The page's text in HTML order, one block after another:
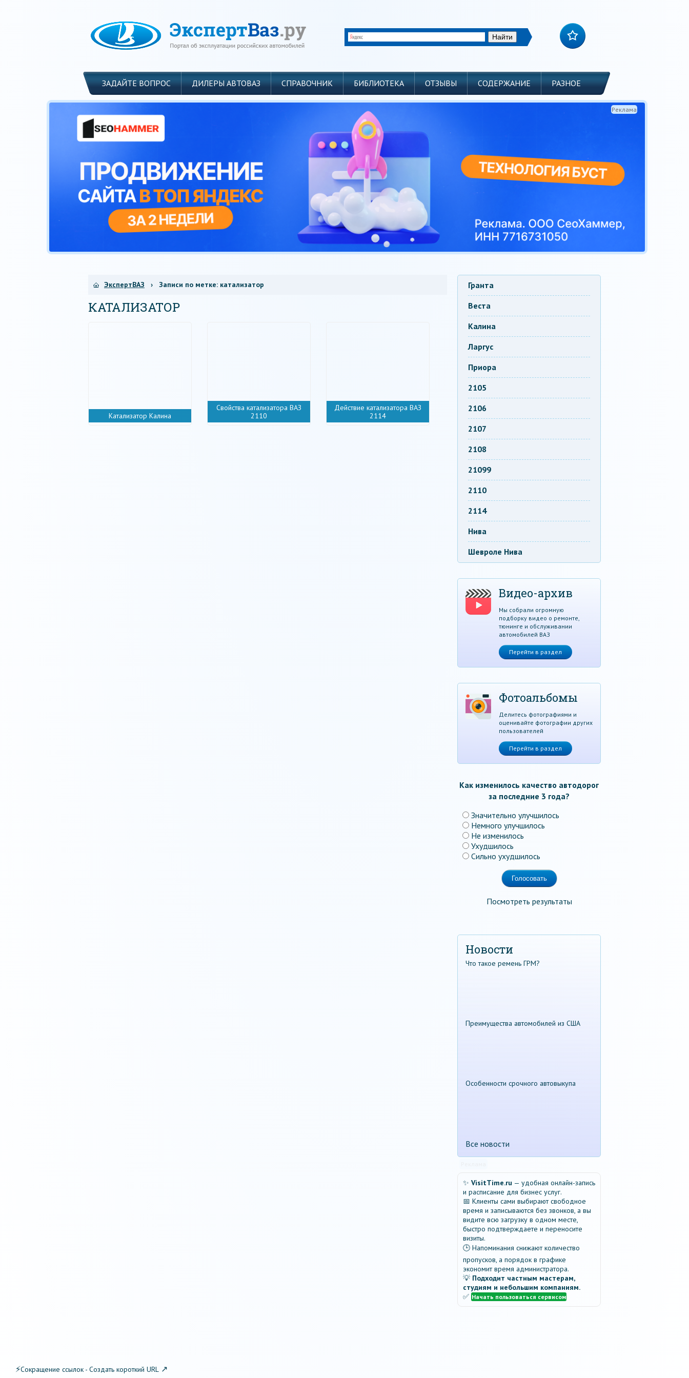
ЗАДАЙТЕ ВОПРОС ДИЛЕРЫ АВТОВАЗ СПРАВОЧНИК БИБЛИОТЕКА ОТЗЫВЫ СОДЕРЖАНИЕ РАЗНОЕ
Реклама
ЭкспертВАЗ › Записи по метке: катализатор
КАТАЛИЗАТОР
Катализатор Калина
Свойства катализатора ВАЗ
2110
Действие катализатора ВАЗ
2114
Гранта
Веста
Калина
Ларгус
Приора
2105
2106
2107
2108
21099
2110
2114
Нива
Шевроле Нива
Видео-архив
Мы собрали огромную
подборку видео о ремонте,
тюнинге и обслуживании
автомобилей ВАЗ
Перейти в раздел
Фотоальбомы
Делитесь фотографиями и
оценивайте фотографии других
пользователей
Перейти в раздел
Как изменилось качество автодорог
за последние 3 года?
Значительно улучшилось
Немного улучшилось
Не изменилось
Ухудшилось
Сильно ухудшилось
Посмотреть результаты
Новости
Что такое ремень ГРМ?
Преимущества автомобилей из США
Особенности срочного автовыкупа
Все новости
✨ VisitTime.ru — удобная онлайн-запись
и расписание для бизнес услуг.
📅 Клиенты сами выбирают свободное
время и записываются без звонков, а вы
видите всю загрузку в одном месте,
быстро подтверждаете и переносите
визиты.
🕒 Напоминания снижают количество
пропусков, а порядок в графике
экономит время администратора.
💡 Подходит частным мастерам,
студиям и небольшим компаниям.
✅ Начать пользоваться сервисом
⚡Сокращение ссылок - Создать короткий URL ↗